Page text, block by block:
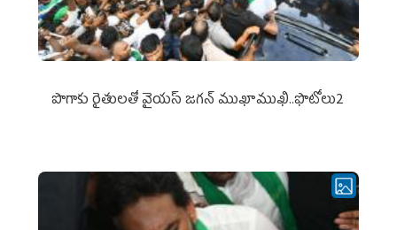
పొగాకు రైతుల‌తో వైయ‌స్ జ‌గ‌న్ ముఖాముఖి..ఫొటోలు2